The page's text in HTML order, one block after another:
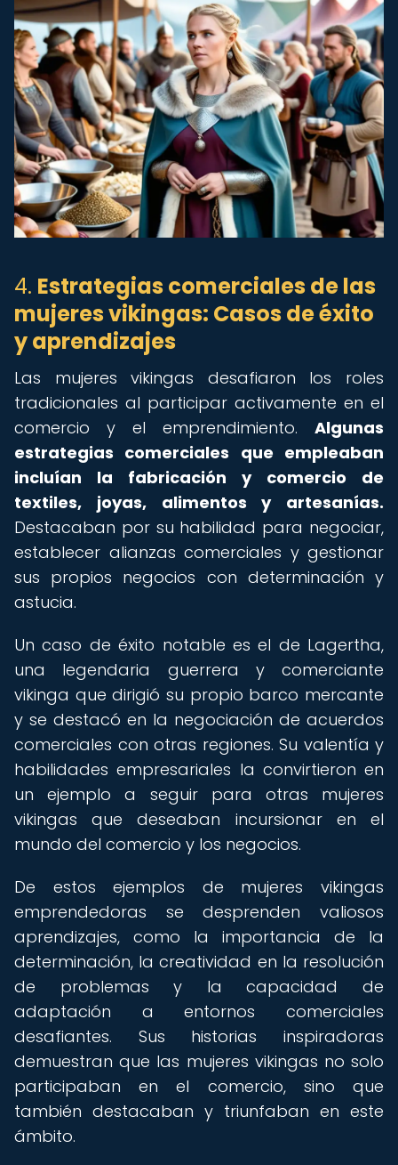
4. Estrategias comerciales de las
mujeres vikingas: Casos de éxito
y aprendizajes
Las mujeres vikingas desafiaron los roles
tradicionales al participar activamente en el
comercio y el emprendimiento. Algunas
estrategias comerciales que empleaban
incluían la fabricación y comercio de
textiles, joyas, alimentos y artesanías.
Destacaban por su habilidad para negociar,
establecer alianzas comerciales y gestionar
sus propios negocios con determinación y
astucia.
Un caso de éxito notable es el de Lagertha,
una legendaria guerrera y comerciante
vikinga que dirigió su propio barco mercante
y se destacó en la negociación de acuerdos
comerciales con otras regiones. Su valentía y
habilidades empresariales la convirtieron en
un ejemplo a seguir para otras mujeres
vikingas que deseaban incursionar en el
mundo del comercio y los negocios.
De estos ejemplos de mujeres vikingas
emprendedoras se desprenden valiosos
aprendizajes, como la importancia de la
determinación, la creatividad en la resolución
de problemas y la capacidad de
adaptación a entornos comerciales
desafiantes. Sus historias inspiradoras
demuestran que las mujeres vikingas no solo
participaban en el comercio, sino que
también destacaban y triunfaban en este
ámbito.